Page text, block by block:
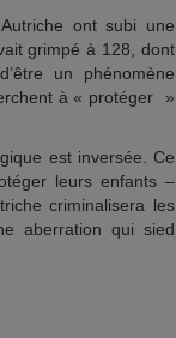
ont subi une
grimpé à 128, dont
un phénomène
à « protéger »
est inversée. Ce
leurs enfants –
criminalisera les
aberration qui sied